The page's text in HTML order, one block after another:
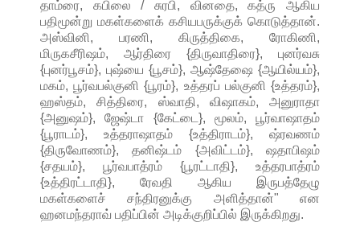
தாம்ரை, கபிலை / சுரபி, வினதை, கத்ரு ஆகிய
பதிமூன்று மகள்களைக் கசியபருக்குக் கொடுத்தான்.
அஸ்வினி, பரணி, கிருத்திகை, ரோகிணி,
மிருகசீரிஷம், ஆர்திரை {திருவாதிரை}, புனர்வசு
{புனர்பூசம்}, புஷ்யை {பூசம்}, ஆஷ்தேஷை {ஆயில்யம்},
மகம், பூர்வபல்குனி {பூரம்}, உத்தரப் பல்குனி {உத்தரம்},
ஹஸ்தம், சித்திரை, ஸ்வாதி, விஷாகம், அனுராதா
{அனுஷம்}, ஜேஷ்டா {கேட்டை}, மூலம், பூர்வாஷாதம்
{பூராடம்}, உத்தராஷாதம் {உத்திராடம்}, ஷ்ரவணம்
{திருவோணம்}, தனிஷ்டம் {அவிட்டம்}, ஷதாபிஷம்
{சதயம்}, பூர்வபாத்ரம் {பூரட்டாதி}, உத்தரபாத்ரம்
{உத்திரட்டாதி}, ரேவதி ஆகிய இருபத்தேழு
மகள்களைச் சந்திரனுக்கு அளித்தான்" என
ஹனமந்தராவ் பதிப்பின் அடிக்குறிப்பில் இருக்கிறது.